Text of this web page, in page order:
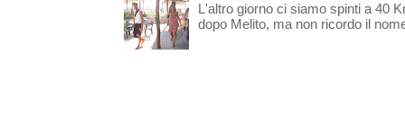
L'altro giorno ci siamo spinti a 40
dopo Melito, ma non ricordo il